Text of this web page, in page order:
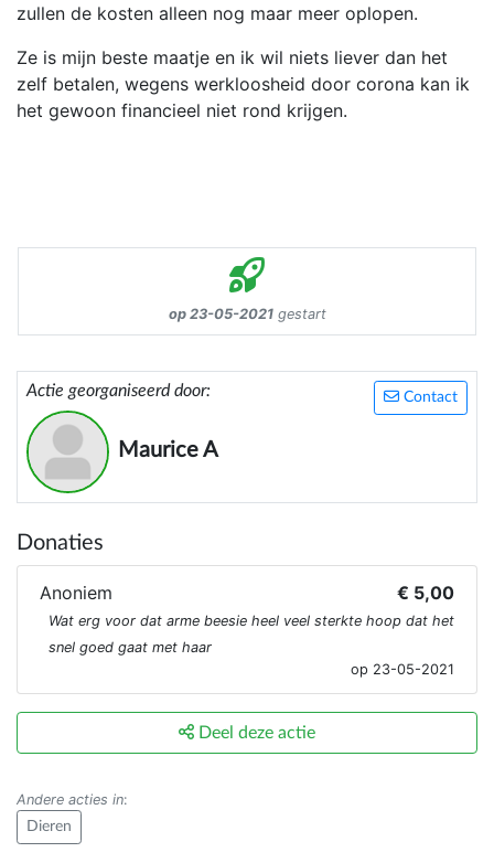
zullen de kosten alleen nog maar meer oplopen.
Ze is mijn beste maatje en ik wil niets liever dan het
zelf betalen, wegens werkloosheid door corona kan ik
het gewoon financieel niet rond krijgen.
op 23-05-2021gestart
Contact
Actie georganiseerd door:
Maurice A
Donaties
Anoniem € 5,00
Wat erg voor dat arme beesie heel veel sterkte hoop dat het
snel goed gaat met haar
op 23-05-2021
Deel deze actie
Andere acties in:
Dieren